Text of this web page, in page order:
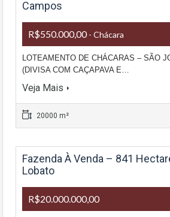
Campos
R$550.000,00- Chácara
LOTEAMENTO DE CHÁCARAS – SÃO
(DIVISA COM CAÇAPAVA E…
Veja Mais
20000 m²
Fazenda À Venda – 841
Lobato
R$20.000.000,00